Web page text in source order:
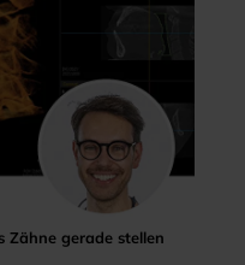
Zähne gerade stellen